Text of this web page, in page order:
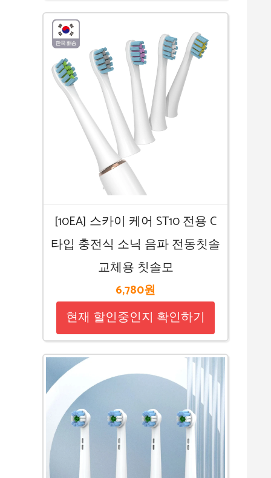
[10EA] 스카이 케어 ST10 전용 C
타입 충전식 소닉 음파 전동칫솔
교체용 칫솔모
6,780원
현재 할인중인지 확인하기